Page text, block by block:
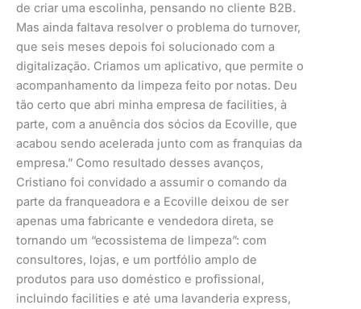
de criar uma escolinha, pensando no cliente B2B.
Mas ainda faltava resolver o problema do turnover,
que seis meses depois foi solucionado com a
digitalização. Criamos um aplicativo, que permite o
acompanhamento da limpeza feito por notas. Deu
tão certo que abri minha empresa de facilities, à
parte, com a anuência dos sócios da Ecoville, que
acabou sendo acelerada junto com as franquias da
empresa.” Como resultado desses avanços,
Cristiano foi convidado a assumir o comando da
parte da franqueadora e a Ecoville deixou de ser
apenas uma fabricante e vendedora direta, se
tornando um “ecossistema de limpeza”: com
consultores, lojas, e um portfólio amplo de
produtos para uso doméstico e profissional,
incluindo facilities e até uma lavanderia express,